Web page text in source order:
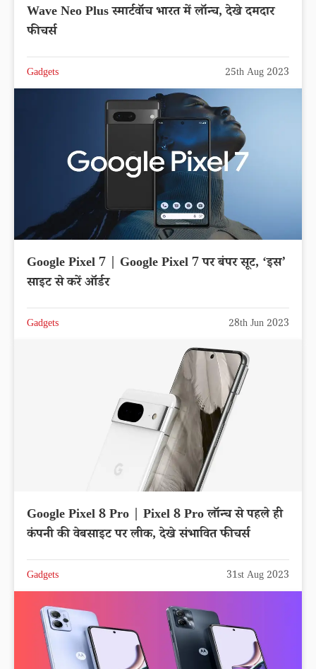
Wave Neo Plus स्मार्टवॉच भारत में लॉन्च, देखे दमदार
फीचर्स
Gadgets 25th Aug 2023
Google Pixel 7 | Google Pixel 7 पर बंपर सूट, ‘इस’
साइट से करें ऑर्डर
Gadgets 28th Jun 2023
Google Pixel 8 Pro | Pixel 8 Pro लॉन्च से पहले ही
कंपनी की वेबसाइट पर लीक, देखे संभावित फीचर्स
Gadgets 31st Aug 2023